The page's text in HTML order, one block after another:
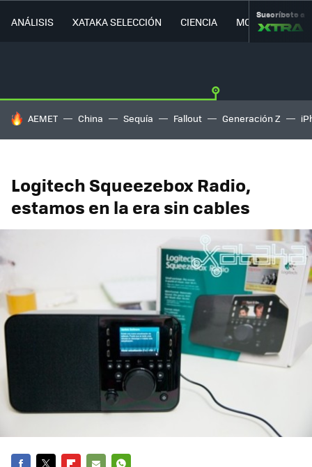
ANÁLISIS XATAKA SELECCIÓN CIENCIA MOVILIDAD
Suscríbete a
HOY SE HABLA DE
AEMET China Sequía Fallout Generación Z
Logitech Squeezebox Radio,
estamos en la era sin cables